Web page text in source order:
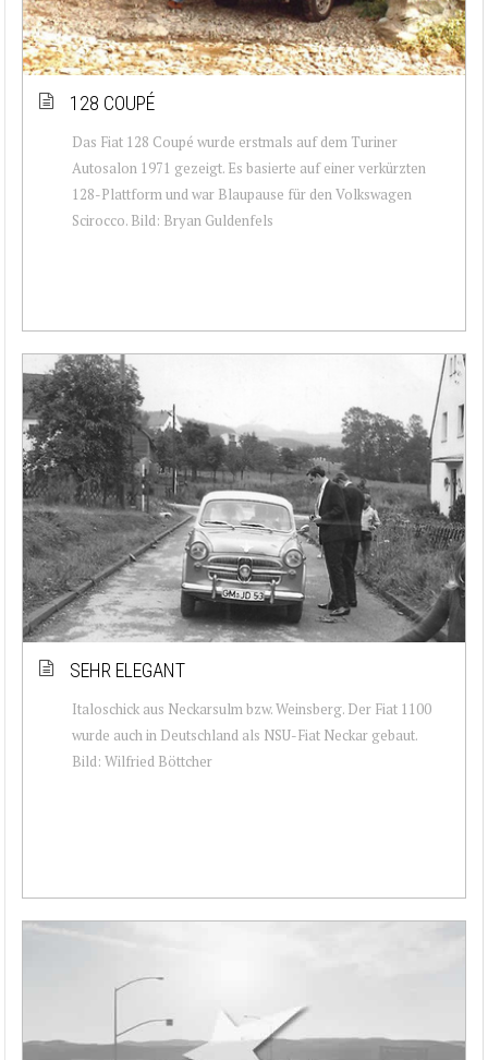
128 COUPÉ
Das Fiat 128 Coupé wurde erstmals auf dem Turiner
Autosalon 1971 gezeigt. Es basierte auf einer verkürzten
128-Plattform und war Blaupause für den Volkswagen
Scirocco. Bild: Bryan Guldenfels
SEHR ELEGANT
Italoschick aus Neckarsulm bzw. Weinsberg. Der Fiat 1100
wurde auch in Deutschland als NSU-Fiat Neckar gebaut.
Bild: Wilfried Böttcher